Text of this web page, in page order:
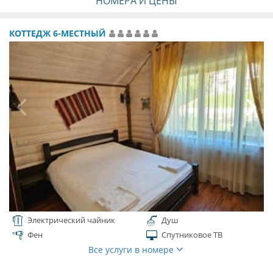
КОТТЕДЖ 6-МЕСТНЫЙ
Электрический чайник
Душ
Фен
Спутниковое ТВ
Все услуги в номере